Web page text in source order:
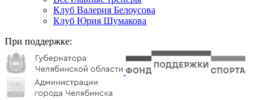
Клуб Валерия Белоусова
Клуб Юрия Шумакова
При поддержке: